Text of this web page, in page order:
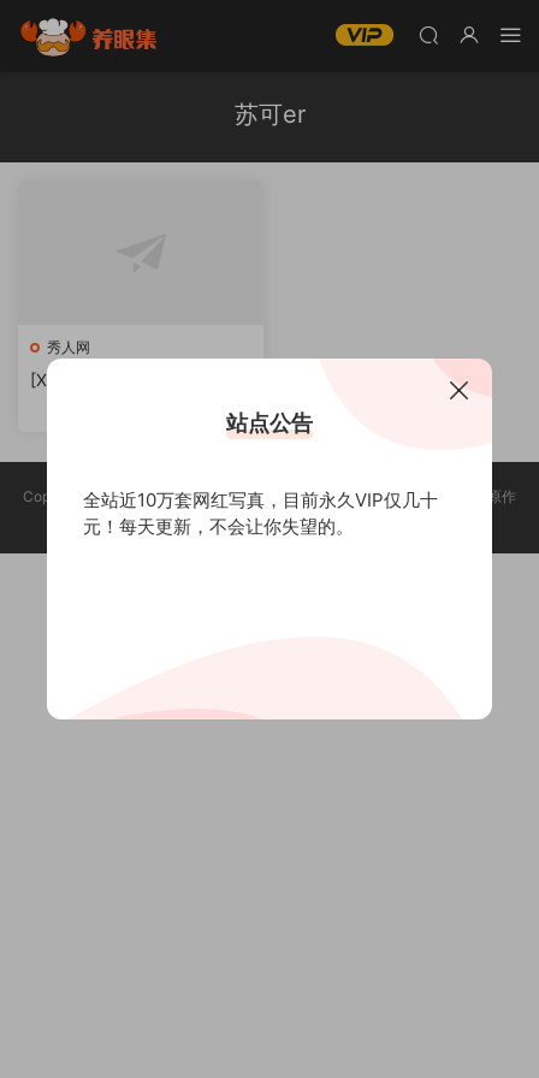
苏可er
秀人网
[XIUREN秀人网] 苏可er写真
Copyright @ 2025 养眼集 版权声明:本站所有资源均收集于网络，版权归原作
者所有，如有侵权，请联系删除。
站点公告
全站近10万套网红写真，目前永久VIP仅几十
元！每天更新，不会让你失望的。